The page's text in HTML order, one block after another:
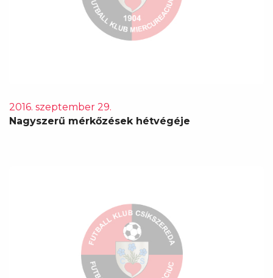
2016. szeptember 29.
Nagyszerű mérkőzések hétvégéje